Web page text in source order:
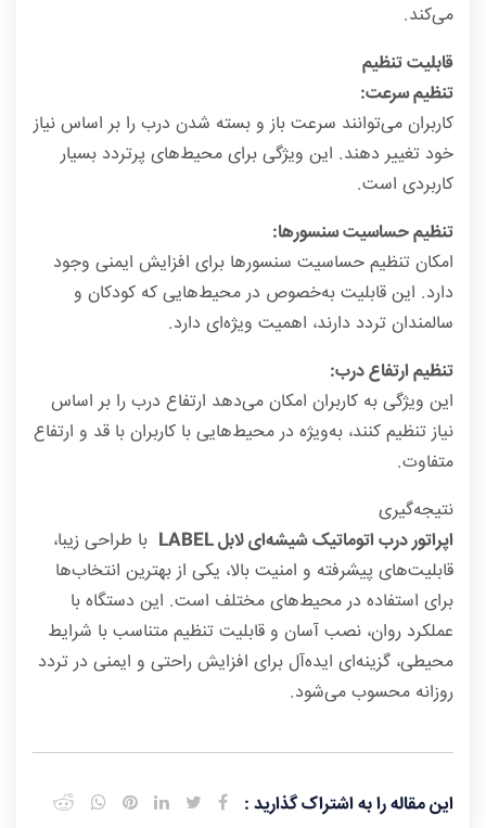
می‌کند.
قابلیت تنظیم
تنظیم سرعت:
کاربران می‌توانند سرعت باز و بسته شدن درب را بر اساس نیاز
خود تغییر دهند. این ویژگی برای محیط‌های پرتردد بسیار
کاربردی است.
تنظیم حساسیت سنسورها:
امکان تنظیم حساسیت سنسورها برای افزایش ایمنی وجود
دارد. این قابلیت به‌خصوص در محیط‌هایی که کودکان و
سالمندان تردد دارند، اهمیت ویژه‌ای دارد.
تنظیم ارتفاع درب:
این ویژگی به کاربران امکان می‌دهد ارتفاع درب را بر اساس
نیاز تنظیم کنند، به‌ویژه در محیط‌هایی با کاربران با قد و ارتفاع
متفاوت.
نتیجه‌گیری
اپراتور درب اتوماتیک شیشه‌ای لابل LABEL
با طراحی زیبا،
قابلیت‌های پیشرفته و امنیت بالا، یکی از بهترین انتخاب‌ها
برای استفاده در محیط‌های مختلف است. این دستگاه با
عملکرد روان، نصب آسان و قابلیت تنظیم متناسب با شرایط
محیطی، گزینه‌ای ایده‌آل برای افزایش راحتی و ایمنی در تردد
روزانه محسوب می‌شود.
این مقاله را به اشتراک گذارید :